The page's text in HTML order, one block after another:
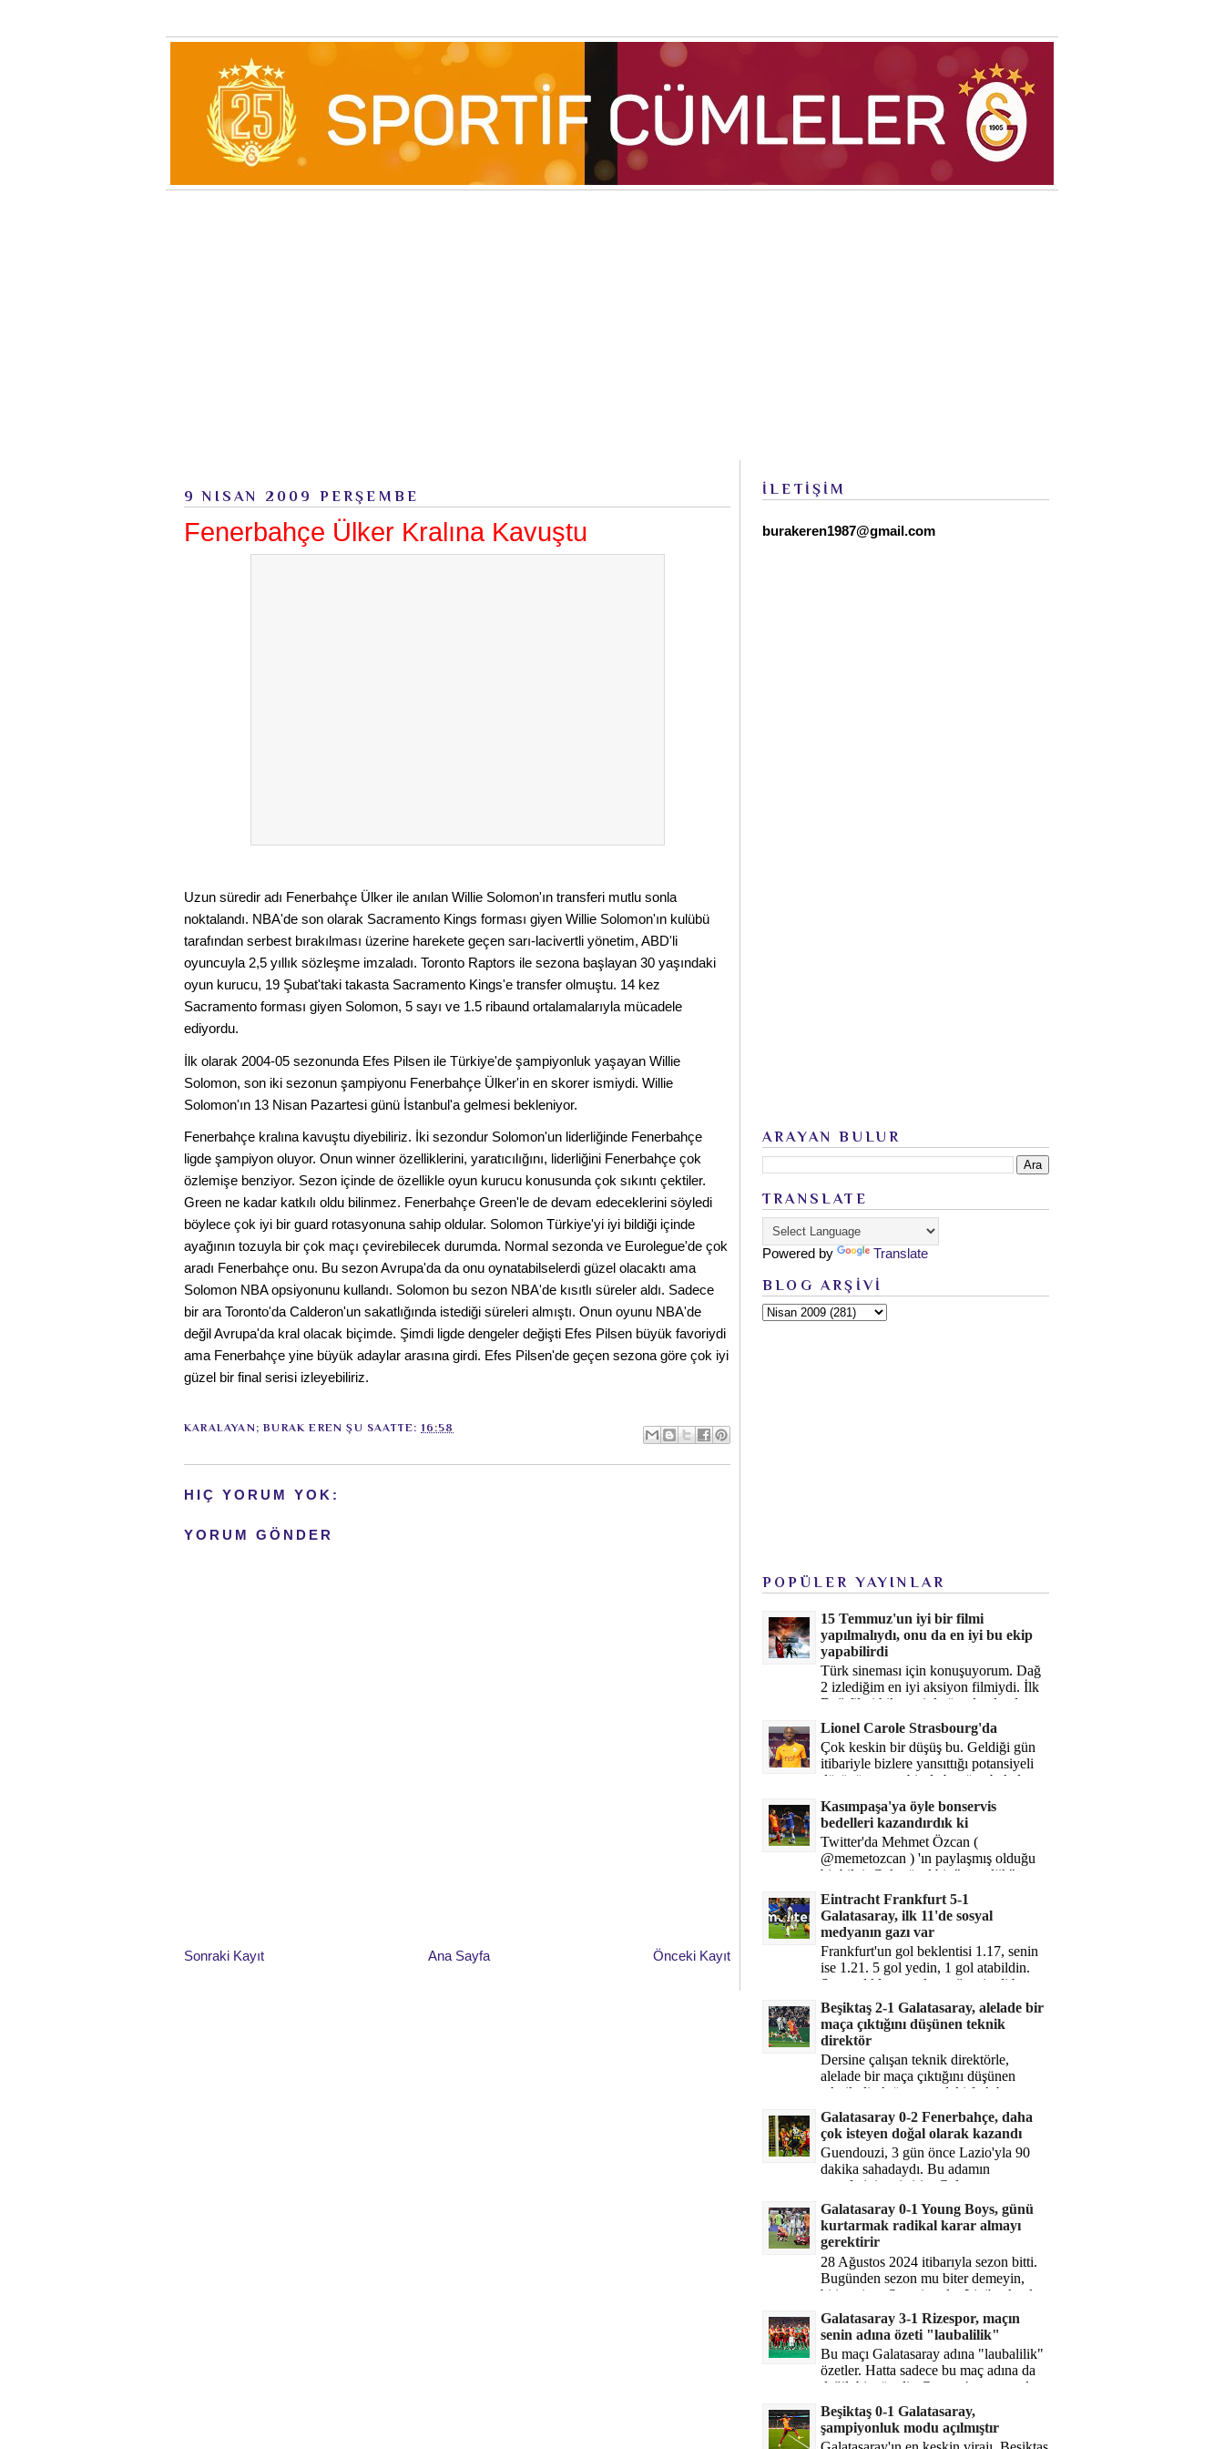
9 NISAN 2009 PERŞEMBE
Fenerbahçe Ülker Kralına Kavuştu
Uzun süredir adı Fenerbahçe Ülker ile anılan Willie Solomon'ın transferi mutlu sonla
noktalandı. NBA'de son olarak Sacramento Kings forması giyen Willie Solomon'ın kulübü
tarafından serbest bırakılması üzerine harekete geçen sarı-lacivertli yönetim, ABD'li
oyuncuyla 2,5 yıllık sözleşme imzaladı. Toronto Raptors ile sezona başlayan 30 yaşındaki
oyun kurucu, 19 Şubat'taki takasta Sacramento Kings'e transfer olmuştu. 14 kez
Sacramento forması giyen Solomon, 5 sayı ve 1.5 ribaund ortalamalarıyla mücadele
ediyordu.
İlk olarak 2004-05 sezonunda Efes Pilsen ile Türkiye'de şampiyonluk yaşayan Willie
Solomon, son iki sezonun şampiyonu Fenerbahçe Ülker'in en skorer ismiydi. Willie
Solomon'ın 13 Nisan Pazartesi günü İstanbul'a gelmesi bekleniyor.
Fenerbahçe kralına kavuştu diyebiliriz. İki sezondur Solomon'un liderliğinde Fenerbahçe
ligde şampiyon oluyor. Onun winner özelliklerini, yaratıcılığını, liderliğini Fenerbahçe çok
özlemişe benziyor. Sezon içinde de özellikle oyun kurucu konusunda çok sıkıntı çektiler.
Green ne kadar katkılı oldu bilinmez. Fenerbahçe Green'le de devam edeceklerini söyledi
böylece çok iyi bir guard rotasyonuna sahip oldular. Solomon Türkiye'yi iyi bildiği içinde
ayağının tozuyla bir çok maçı çevirebilecek durumda. Normal sezonda ve Eurolegue'de çok
aradı Fenerbahçe onu. Bu sezon Avrupa'da da onu oynatabilselerdi güzel olacaktı ama
Solomon NBA opsiyonunu kullandı. Solomon bu sezon NBA'de kısıtlı süreler aldı. Sadece
bir ara Toronto'da Calderon'un sakatlığında istediği süreleri almıştı. Onun oyunu NBA'de
değil Avrupa'da kral olacak biçimde. Şimdi ligde dengeler değişti Efes Pilsen büyük favoriydi
ama Fenerbahçe yine büyük adaylar arasına girdi. Efes Pilsen'de geçen sezona göre çok iyi
güzel bir final serisi izleyebiliriz.
KARALAYAN;BURAK EREN ŞU SAATTE:16:58
HIÇ YORUM YOK:
YORUM GÖNDER
Sonraki Kayıt Önceki Kayıt
Ana Sayfa
İLETİŞİM
burakeren1987@gmail.com
ARAYAN BULUR
TRANSLATE
Powered by Translate
BLOG ARŞİVİ
POPÜLER YAYINLAR
15 Temmuz'un iyi bir filmi
yapılmalıydı, onu da en iyi bu ekip
yapabilirdi
Türk sineması için konuşuyorum. Dağ
2 izlediğim en iyi aksiyon filmiydi. İlk
Dağ filmi hikayesiyle ön plandaydı,
Dağ 2 ise belki o hika...
Lionel Carole Strasbourg'da
Çok keskin bir düşüş bu. Geldiği gün
itibariyle bizlere yansıttığı potansiyeli
düşünüyorum, bir de bugüne bakalım.
Kasımpaşa'ya öyle bonservis
bedelleri kazandırdık ki
Twitter'da Mehmet Özcan (
@memetozcan ) 'ın paylaşmış olduğu
bir bilgi. Çok güzel bir "nostaljik" pas
diyelim. Kasımpaşa...
Eintracht Frankfurt 5-1
Galatasaray, ilk 11'de sosyal
medyanın gazı var
Frankfurt'un gol beklentisi 1.17, senin
ise 1.21. 5 gol yedin, 1 gol atabildin.
Şanssızlıkla mı anlatacağız şimdi bu
durumu? Rakibin 5 ş...
Beşiktaş 2-1 Galatasaray, alelade bir
maça çıktığını düşünen teknik
direktör
Dersine çalışan teknik direktörle,
alelade bir maça çıktığını düşünen
teknik direktör arasındaki fark bu
işte. Solskjaer'in çalıştığı de...
Galatasaray 0-2 Fenerbahçe, daha
çok isteyen doğal olarak kazandı
Guendouzi, 3 gün önce Lazio'yla 90
dakika sahadaydı. Bu adamın
transferini yetiştirip, Galatasaray
karşısında 11 oynamasını sağlıyorsun....
Galatasaray 0-1 Young Boys, günü
kurtarmak radikal karar almayı
gerektirir
28 Ağustos 2024 itibarıyla sezon bitti.
Bugünden sezon mu biter demeyin,
bitiyor işte. Şampiyonlar Ligi'ne katılım
hakkı senin misyonun ...
Galatasaray 3-1 Rizespor, maçın
senin adına özeti "laubalilik"
Bu maçı Galatasaray adına "laubalilik"
özetler. Hatta sadece bu maç adına da
değil, bir süredir. Geçen 4 maçta sadece
1 gol yedin ...
Beşiktaş 0-1 Galatasaray,
şampiyonluk modu açılmıştır